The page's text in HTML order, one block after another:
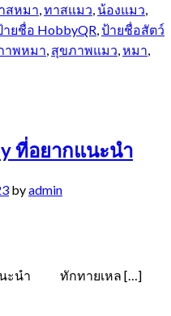
สหมา ทาสแมว น้องแมว
ายชื่อ HobbyQR ป้ายชื่อสัตว์
าพหมา สุขภาพแมว หมา
ที่อยากแนะนำ
byadmin
แนะนำ ทักทายเหล […]